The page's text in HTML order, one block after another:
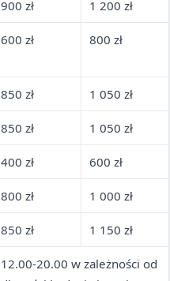
900 zł 1 200 zł
600 zł 800 zł
850 zł 1 050 zł
850 zł 1 050 zł
400 zł 600 zł
800 zł 1 000 zł
850 zł 1 150 zł
12.00-20.00 w zależności od